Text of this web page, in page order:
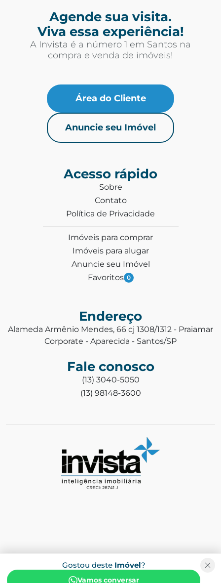
Gostou deste Imóvel?
Vamos conversar
Agende sua visita.
Viva essa experiência!
A Invista é a número 1 em Santos na
compra e venda de imóveis!
Área do Cliente
Anuncie seu Imóvel
Acesso rápido
Sobre
Contato
Política de Privacidade
Imóveis para comprar
Imóveis para alugar
Anuncie seu Imóvel
Favoritos 0
Endereço
Alameda Armênio Mendes, 66 cj 1308/1312 - Praiamar
Corporate - Aparecida - Santos/SP
Fale conosco
(13) 3040-5050
(13) 98148-3600